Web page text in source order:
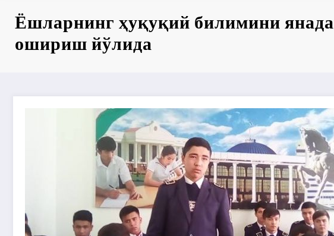
Ёшларнинг ҳуқуқий билимини янада
ошириш йўлида